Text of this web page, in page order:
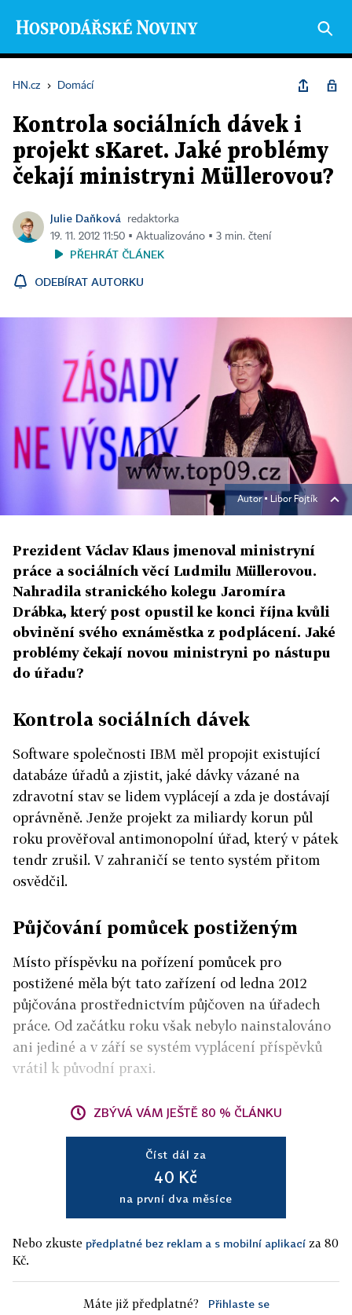
HN.cz › Domácí
Kontrola sociálních dávek i
projekt sKaret. Jaké problémy
čekají ministryni Müllerovou?
Julie Daňková
redaktorka
19. 11. 2012 11:50 ▪ Aktualizováno ▪ 3 min. čtení
PŘEHRÁT ČLÁNEK
ODEBÍRAT AUTORKU
Autor ▪ Libor Fojtík
Prezident Václav Klaus jmenoval ministryní
práce a sociálních věcí Ludmilu Müllerovou.
Nahradila stranického kolegu Jaromíra
Drábka, který post opustil ke konci října kvůli
obvinění svého exnáměstka z podplácení. Jaké
problémy čekají novou ministryni po nástupu
do úřadu?
Kontrola sociálních dávek
Software společnosti IBM měl propojit existující
databáze úřadů a zjistit, jaké dávky vázané na
zdravotní stav se lidem vyplácejí a zda je dostávají
oprávněně. Jenže projekt za miliardy korun půl
roku prověřoval antimonopolní úřad, který v pátek
tendr zrušil. V zahraničí se tento systém přitom
osvědčil.
Půjčování pomůcek postiženým
Místo příspěvku na pořízení pomůcek pro
postižené měla být tato zařízení od ledna 2012
půjčována prostřednictvím půjčoven na úřadech
práce. Od začátku roku však nebylo nainstalováno
ani jediné a v září se systém vyplácení příspěvků
vrátil k původní praxi.
ZBÝVÁ VÁM JEŠTĚ 80 % ČLÁNKU
Číst dál za
40 Kč
na první dva měsíce
Nebo zkuste předplatné bez reklam a s mobilní aplikací za 80
Kč.
Máte již předplatné? Přihlaste se